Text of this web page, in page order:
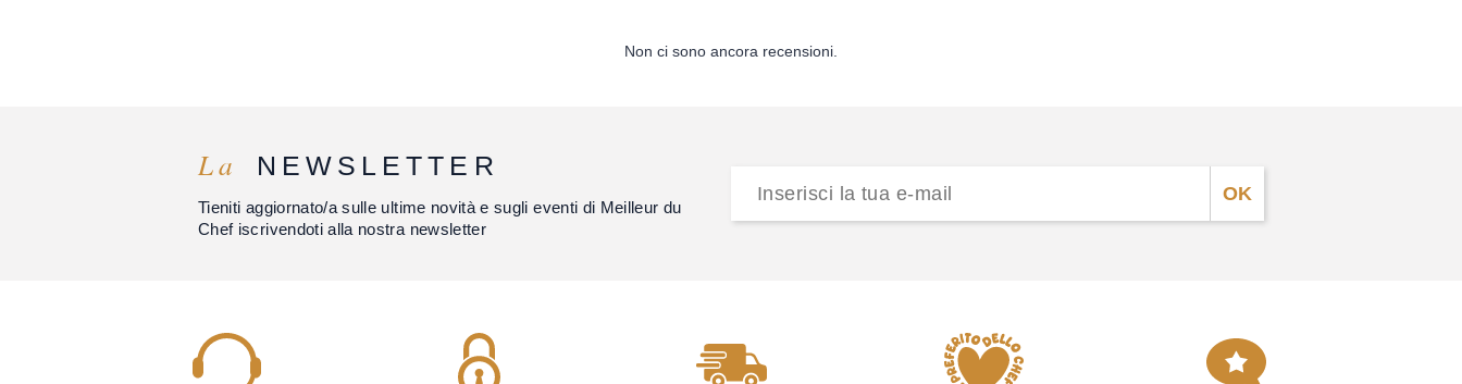
Non ci sono ancora recensioni.
La NEWSLETTER
Tieniti aggiornato/a sulle ultime novità e sugli eventi di Meilleur du
Chef iscrivendoti alla nostra newsletter